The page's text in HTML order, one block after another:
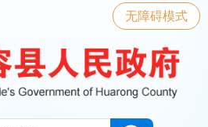
无障碍模式